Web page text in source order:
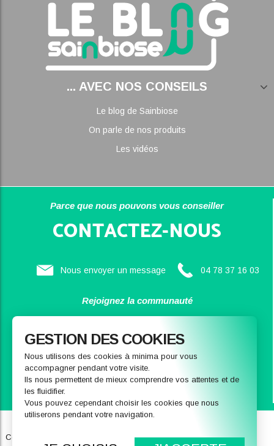
... AVEC NOS CONSEILS
Le blog de Sainbiose
On parle de nos produits
Les vidéos
Parce que nous pouvons vous conseiller
CONTACTEZ-NOUS
Nous envoyer un message 04 78 37 16 03
Rejoignez la communauté
SAINBIOSE
Conditions générales de ventes
FAQ
GESTION DES COOKIES
Nous utilisons des cookies à minima pour vous
accompagner pendant votre visite.
Ils nous permettent de mieux comprendre vos attentes et de
les fluidifier.
Vous pouvez cependant choisir les cookies que nous
utiliserons pendant votre navigation.